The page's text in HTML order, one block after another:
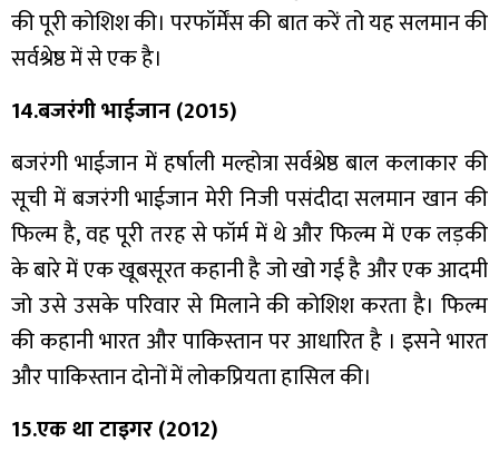
की पूरी कोशिश की। परफॉर्मेंस की बात करें तो यह सलमान की
सर्वश्रेष्ठ में से एक है।
14.बजरंगी भाईजान (2015)
बजरंगी भाईजान में हर्षाली मल्होत्रा ​​सर्वश्रेष्ठ बाल कलाकार की
सूची में बजरंगी भाईजान मेरी निजी पसंदीदा सलमान खान की
फिल्म है, वह पूरी तरह से फॉर्म में थे और फिल्म में एक लड़की
के बारे में एक खूबसूरत कहानी है जो खो गई है और एक आदमी
जो उसे उसके परिवार से मिलाने की कोशिश करता है। फिल्म
की कहानी भारत और पाकिस्तान पर आधारित है । इसने भारत
और पाकिस्तान दोनों में लोकप्रियता हासिल की।
15.एक था टाइगर (2012)